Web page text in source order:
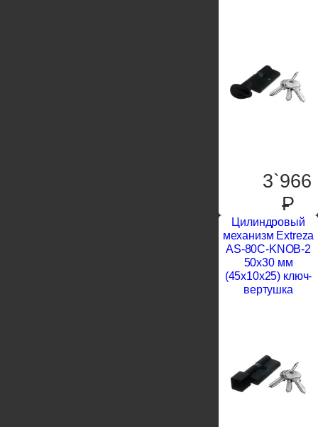
3`966
P
Цилиндровый
механизм Extreza
AS-80C-KNOB-2
50x30 мм
(45x10x25) ключ-
вертушка